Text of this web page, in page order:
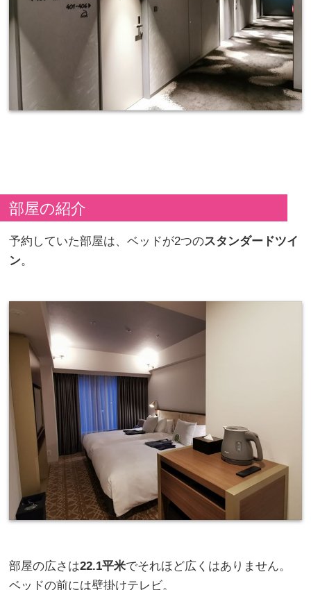
部屋の紹介
予約していた部屋は、ベッドが2つのスタンダードツイ
ン。
部屋の広さは22.1平米でそれほど広くはありません。
ベッドの前には壁掛けテレビ。